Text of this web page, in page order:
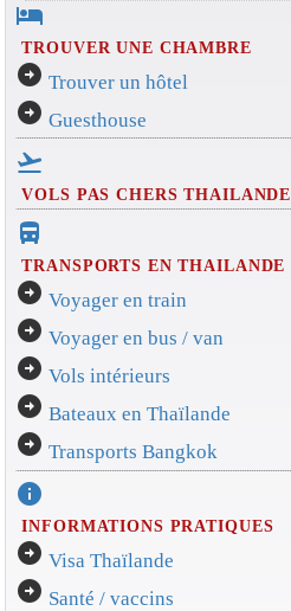
hotel
TROUVER UNE CHAMBRE
arrow_circle_right Trouver un hôtel
arrow_circle_right Guesthouse
flight_takeoff
VOLS PAS CHERS THAILANDE
directions_bus_filled
TRANSPORTS EN THAILANDE
arrow_circle_right Voyager en train
arrow_circle_right Voyager en bus / van
arrow_circle_right Vols intérieurs
arrow_circle_right Bateaux en Thaïlande
arrow_circle_right Transports Bangkok
info
INFORMATIONS PRATIQUES
arrow_circle_right Visa Thaïlande
arrow_circle_right Santé / vaccins